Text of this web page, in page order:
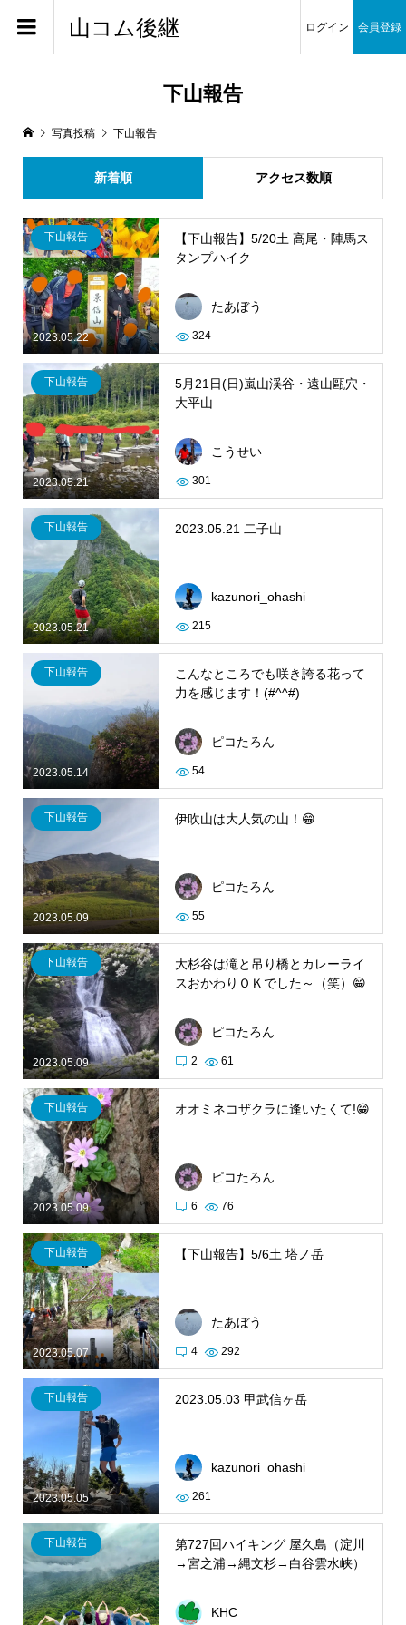
山コム後継 ログイン 会員登録
下山報告
写真投稿 下山報告
新着順 アクセス数順
2023.05.22
下山報告
【下山報告】5/20土 高尾・陣馬ス
タンプハイク
たあぼう
324
2023.05.21
下山報告
5月21日(日)嵐山渓谷・遠山甌穴・
大平山
こうせい
301
2023.05.21
下山報告 2023.05.21 二子山
kazunori_ohashi
215
2023.05.14
下山報告
こんなところでも咲き誇る花って
力を感じます！(#^^#)
ピコたろん
54
2023.05.09
下山報告 伊吹山は大人気の山！😁
ピコたろん
55
2023.05.09
下山報告
大杉谷は滝と吊り橋とカレーライ
スおかわりＯＫでした～（笑）😁
ピコたろん
2 61
2023.05.09
下山報告 オオミネコザクラに逢いたくて!😁
ピコたろん
6 76
2023.05.07
下山報告 【下山報告】5/6土 塔ノ岳
たあぼう
4 292
2023.05.05
下山報告 2023.05.03 甲武信ヶ岳
kazunori_ohashi
261
下山報告
第727回ハイキング 屋久島（淀川
→宮之浦→縄文杉→白谷雲水峡）
KHC